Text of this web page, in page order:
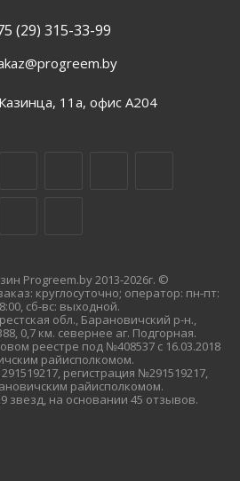
(29) 315-33-99
11а, офис А204
Progreem.by 2013-2026г. ©
круглосуточно; оператор: пн-пт:
сб-вс: выходной.
обл., Барановичский р-н.,
0,7 км. севернее аг. Подгорная.
реестре под №408537 с 16.03.2018
райисполкомом.
регистрация №291519217,
райисполкомом.
звезд, на основании 45 отзывов.